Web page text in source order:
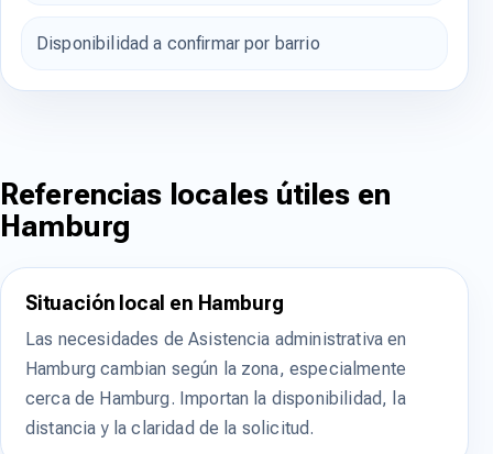
Disponibilidad a confirmar por barrio
Referencias locales útiles en
Hamburg
Situación local en Hamburg
Las necesidades de Asistencia administrativa en
Hamburg cambian según la zona, especialmente
cerca de Hamburg. Importan la disponibilidad, la
distancia y la claridad de la solicitud.